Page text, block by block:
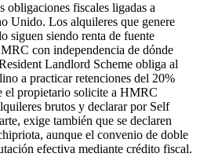
obligaciones fiscales ligadas a
Unido. Los alquileres que genere
siguen siendo renta de fuente
con independencia de dónde
Landlord Scheme obliga al
a practicar retenciones del 20%
el propietario solicite a HMRC
brutos y declarar por Self
exige también que se declaren
aunque el convenio de doble
efectiva mediante crédito fiscal.